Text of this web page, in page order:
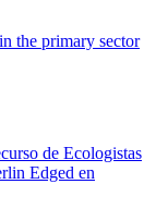
the primary sector